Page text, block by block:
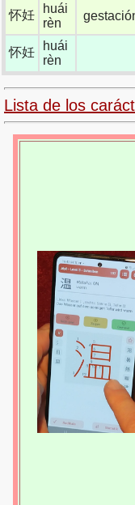
怀妊
huái
rèn
怀妊
huái
rèn
Lista de los